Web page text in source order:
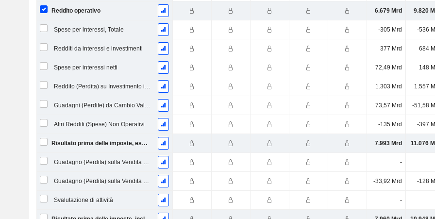
Reddito operativo 6.679 Mrd 9.820
Spese per interessi, Totale -305 Mrd -536
Redditi da interessi e investimenti 377 Mrd 684
Spese per interessi netti 72,49 Mrd 148
Reddito (Perdita) su Investimento in Capitale Proprio. 1.303 Mrd 1.557
Guadagni (Perdite) da Cambio Valuta 73,57 Mrd -51,58
Altri Redditi (Spese) Non Operativi -135 Mrd -397
Risultato prima delle imposte, escl. elementi straordinari 7.993 Mrd 11.076
Guadagno (Perdita) sulla Vendita di Investimenti -
Guadagno (Perdita) sulla Vendita di Attività -33,92 Mrd -128
Svalutazione di attività -